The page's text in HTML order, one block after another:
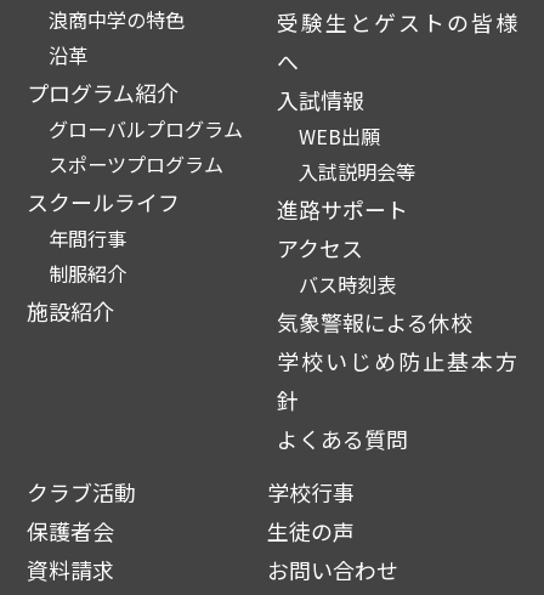
浪商中学の特色
沿革
プログラム紹介
グローバルプログラム
スポーツプログラム
スクールライフ
年間行事
制服紹介
施設紹介
受験生とゲストの皆様
へ
入試情報
WEB出願
入試説明会等
進路サポート
アクセス
バス時刻表
気象警報による休校
学校いじめ防止基本方
針
よくある質問
クラブ活動
学校行事
保護者会
生徒の声
資料請求
お問い合わせ